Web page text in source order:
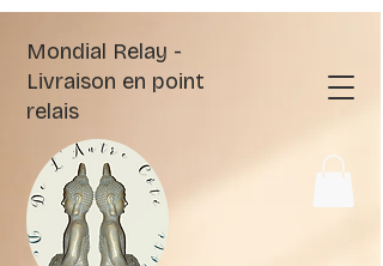
Mondial Relay -
Livraison en point
relais